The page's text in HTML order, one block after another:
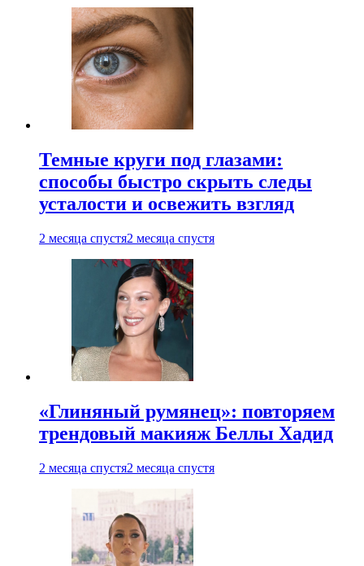
Темные круги под глазами:
способы быстро скрыть следы
усталости и освежить взгляд
2 месяца спустя2 месяца спустя
«Глиняный румянец»: повторяем
трендовый макияж Беллы Хадид
2 месяца спустя2 месяца спустя